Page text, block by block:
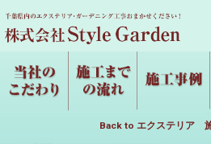
Back to エクステリア